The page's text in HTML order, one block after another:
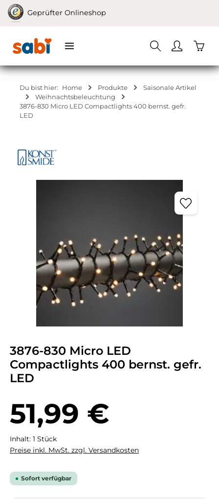
Zum Hauptinhalt springen
Geprüfter Onlineshop
Du bist hier: Home Produkte
Saisonale Artikel
Weihnachtsbeleuchtung
3876-830 Micro LED Compactlights 400 bernst. gefr.
LED
3876-830 Micro LED
Compactlights 400 bernst. gefr.
LED
51,99 €
Inhalt: 1 Stück
Preise inkl. MwSt. zzgl. Versandkosten
Sofort verfügbar